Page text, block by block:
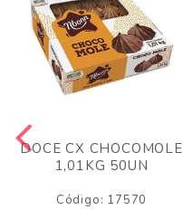
DOCE CX CHOCOMOLE
1,01KG 50UN
Código: 17570